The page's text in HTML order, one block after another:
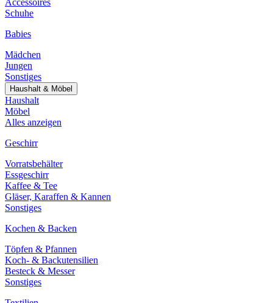
Accessoires
Schuhe
Babies
Mädchen
Jungen
Sonstiges
Haushalt & Möbel
Haushalt
Möbel
Alles anzeigen
Geschirr
Vorratsbehälter
Essgeschirr
Kaffee & Tee
Gläser, Karaffen & Kannen
Sonstiges
Kochen & Backen
Töpfen & Pfannen
Koch- & Backutensilien
Besteck & Messer
Sonstiges